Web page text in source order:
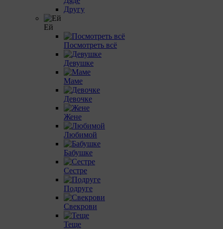
Другу
Ей
Посмотреть всё
Девушке
Маме
Девочке
Жене
Любимой
Бабушке
Сестре
Подруге
Cвекрови
Теще